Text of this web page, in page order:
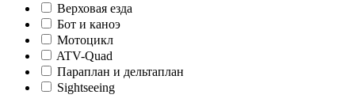
Верховая езда
Бот и каноэ
Мотоцикл
ATV-Quad
Параплан и дельтаплан
Sightseeing